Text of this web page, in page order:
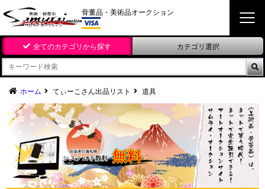
骨董品・美術品オークション
全てのカテゴリから探す カテゴリ選択

ホーム てぃーこさん出品リスト 道具